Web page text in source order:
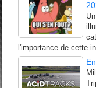
l'importance de cette